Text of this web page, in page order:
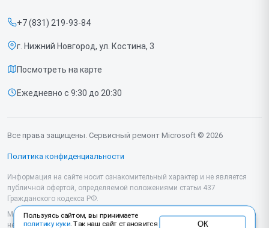
Срочный ремонт
Доставка и способы оплаты
Диагностика
Контакты
+7 (831) 219-93-84
г. Нижний Новгород, ул. Костина, 3
Посмотреть на карте
Ежедневно с 9:30 до 20:30
Все права защищены. Сервисный ремонт Microsoft © 2026
Политика конфиденциальности
Информация на сайте носит ознакомительный характер и не является
публичной офертой, определяемой положениями статьи 437
Гражданского кодекса РФ.
Мы специализируемся на обслуживании и ремонте техники Microsoft, но
не являемся их официальным представителем. Предоставляем
Пользуясь сайтом, вы принимаете
политику куки. Так наш сайт становится
ОК